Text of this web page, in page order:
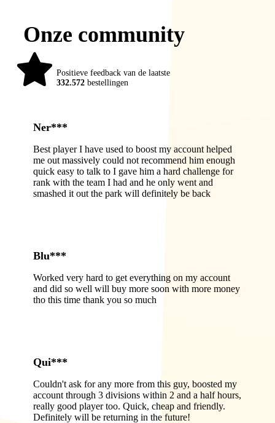
Onze community
Positieve feedback van de laatste
332.572 bestellingen
Ner***
Best player I have used to boost my account helped
me out massively could not recommend him enough
quick easy to talk to I gave him a hard challenge for
rank with the team I had and he only went and
smashed it out the park will definitely be back
Blu***
Worked very hard to get everything on my account
and did so well will buy more soon with more money
tho this time thank you so much
Qui***
Couldn't ask for any more from this guy, boosted my
account through 3 divisions within 2 and a half hours,
really good player too. Quick, cheap and friendly.
Definitely will be returning in the future!